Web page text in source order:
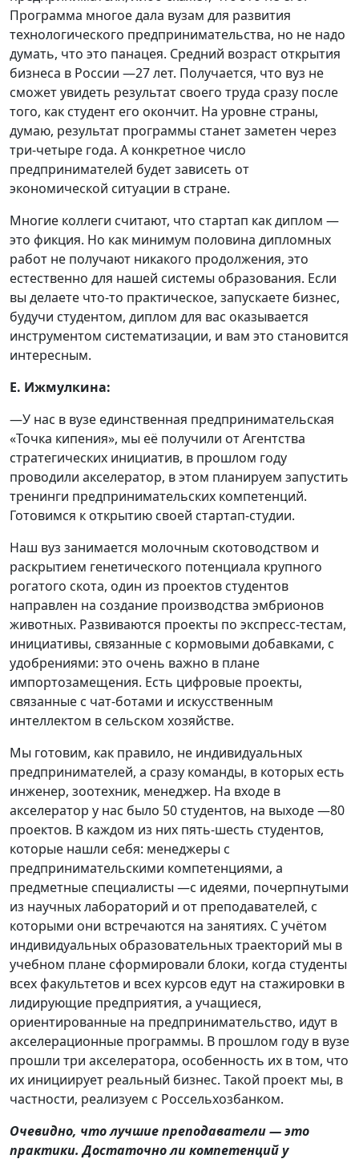
Программа многое дала вузам для развития
технологического предпринимательства, но не надо
думать, что это панацея. Средний возраст открытия
бизнеса в России —27 лет. Получается, что вуз не
сможет увидеть результат своего труда сразу после
того, как студент его окончит. На уровне страны,
думаю, результат программы станет заметен через
три-четыре года. А конкретное число
предпринимателей будет зависеть от
экономической ситуации в стране.
Многие коллеги считают, что стартап как диплом —
это фикция. Но как минимум половина дипломных
работ не получают никакого продолжения, это
естественно для нашей системы образования. Если
вы делаете что-то практическое, запускаете бизнес,
будучи студентом, диплом для вас оказывается
инструментом систематизации, и вам это становится
интересным.
Е. Ижмулкина:
—У нас в вузе единственная предпринимательская
«Точка кипения», мы её получили от Агентства
стратегических инициатив, в прошлом году
проводили акселератор, в этом планируем запустить
тренинги предпринимательских компетенций.
Готовимся к открытию своей стартап-студии.
Наш вуз занимается молочным скотоводством и
раскрытием генетического потенциала крупного
рогатого скота, один из проектов студентов
направлен на создание производства эмбрионов
животных. Развиваются проекты по экспресс-тестам,
инициативы, связанные с кормовыми добавками, с
удобрениями: это очень важно в плане
импортозамещения. Есть цифровые проекты,
связанные с чат-ботами и искусственным
интеллектом в сельском хозяйстве.
Мы готовим, как правило, не индивидуальных
предпринимателей, а сразу команды, в которых есть
инженер, зоотехник, менеджер. На входе в
акселератор у нас было 50 студентов, на выходе —80
проектов. В каждом из них пять-шесть студентов,
которые нашли себя: менеджеры с
предпринимательскими компетенциями, а
предметные специалисты —с идеями, почерпнутыми
из научных лабораторий и от преподавателей, с
которыми они встречаются на занятиях. С учётом
индивидуальных образовательных траекторий мы в
учебном плане сформировали блоки, когда студенты
всех факультетов и всех курсов едут на стажировки в
лидирующие предприятия, а учащиеся,
ориентированные на предпринимательство, идут в
акселерационные программы. В прошлом году в вузе
прошли три акселератора, особенность их в том, что
их инициирует реальный бизнес. Такой проект мы, в
частности, реализуем с Россельхозбанком.
Очевидно, что лучшие преподаватели — это
практики. Достаточно ли компетенций у